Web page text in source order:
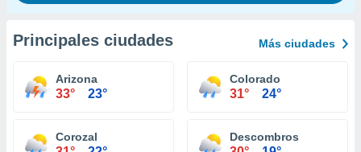
Principales ciudades Más ciudades
Arizona
33° 23°
Colorado
31° 24°
Corozal Descombros